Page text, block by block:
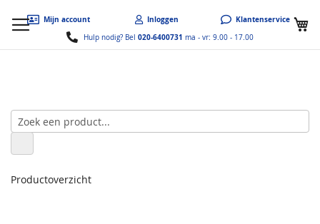
Mijn account Inloggen Klantenservice
Hulp nodig? Bel 020-6400731 ma - vr: 9.00 - 17.00
Productoverzicht